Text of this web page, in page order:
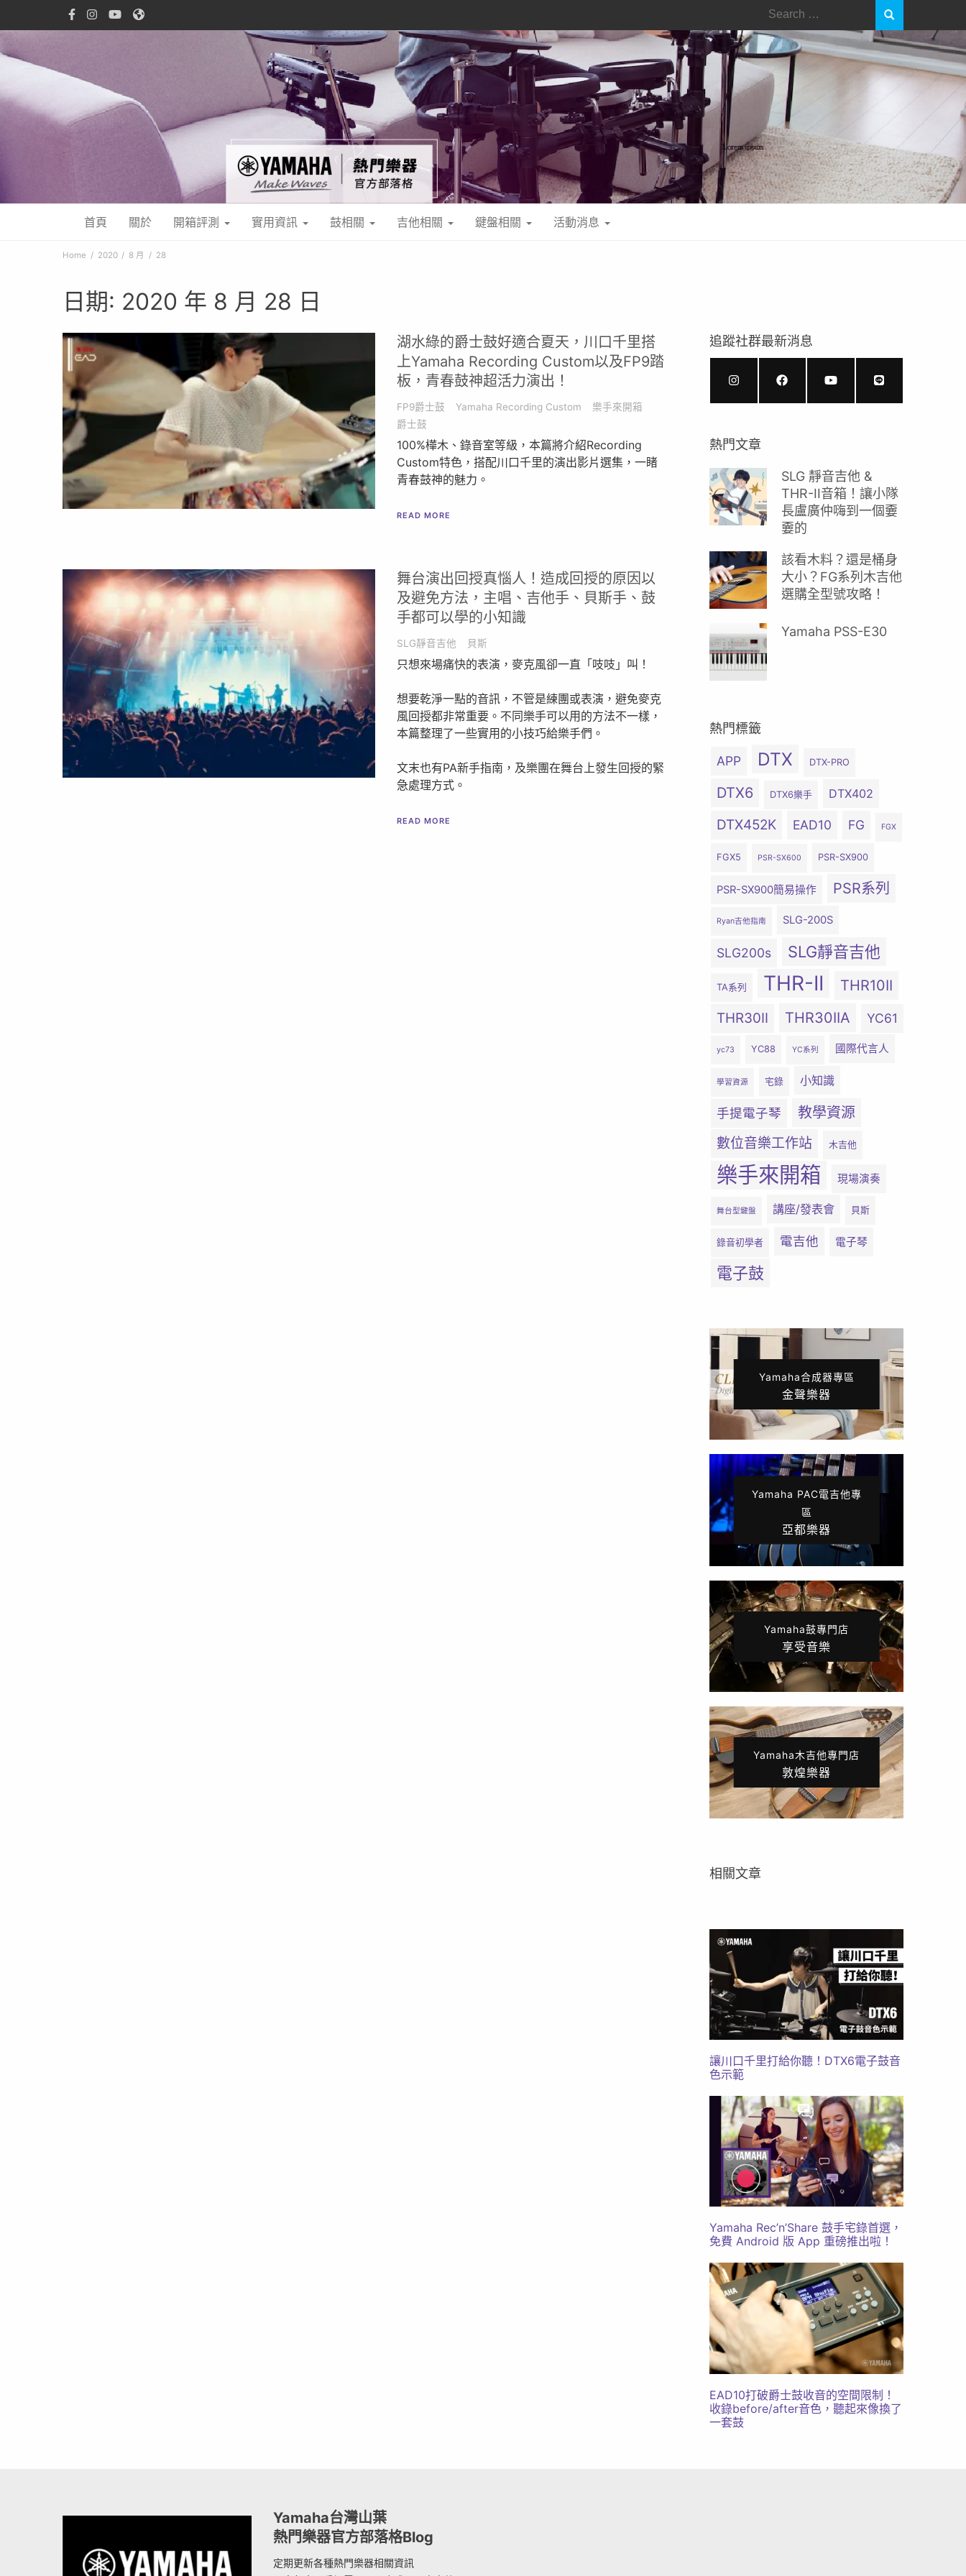
Search
首頁 關於 開箱評測 實用資訊 鼓相關 吉他相關 鍵盤相關 活動消息
Home 2020 8 月 28
日期: 2020 年 8 月 28 日
湖水綠的爵士鼓好適合夏天，川口千里搭
上Yamaha Recording Custom以及FP9踏
板，青春鼓神超活力演出！
FP9爵士鼓 Yamaha Recording Custom
樂手來開箱
爵士鼓
100%樺木、錄音室等級，本篇將介紹Recording
Custom特色，搭配川口千里的演出影片選集，一睹
青春鼓神的魅力。
READ MORE
舞台演出回授真惱人！造成回授的原因以
及避免方法，主唱、吉他手、貝斯手、鼓
手都可以學的小知識
SLG靜音吉他 貝斯
只想來場痛快的表演，麥克風卻一直「吱吱」叫！
想要乾淨一點的音訊，不管是練團或表演，避免麥克
風回授都非常重要。不同樂手可以用的方法不一樣，
本篇整理了一些實用的小技巧給樂手們。
文末也有PA新手指南，及樂團在舞台上發生回授的緊
急處理方式。
READ MORE
追蹤社群最新消息
熱門文章
SLG 靜音吉他 &
THR-II音箱！讓小隊
長盧廣仲嗨到一個嫑
嫑的
該看木料？還是桶身
大小？FG系列木吉他
選購全型號攻略！
Yamaha PSS-E30
熱門標籤
APP DTX DTX-PRO
DTX6 DTX6樂手 DTX402
DTX452K EAD10 FG FGX
FGX5 PSR-SX600 PSR-SX900
PSR-SX900簡易操作 PSR系列
Ryan吉他指南 SLG-200S
SLG200s SLG靜音吉他
TA系列 THR-II THR10II
THR30II THR30IIA YC61
yc73 YC88 YC系列 國際代言人
學習資源 宅錄 小知識
手提電子琴 教學資源
數位音樂工作站 木吉他
樂手來開箱 現場演奏
舞台型鍵盤 講座/發表會 貝斯
錄音初學者 電吉他 電子琴
電子鼓
Yamaha合成器專區
金聲樂器
Yamaha PAC電吉他專
區
亞都樂器
Yamaha鼓專門店
享受音樂
Yamaha木吉他專門店
敦煌樂器
相關文章
讓川口千里打給你聽！DTX6電子鼓音
色示範
Yamaha Rec’n’Share 鼓手宅錄首選，
免費 Android 版 App 重磅推出啦！
EAD10打破爵士鼓收音的空間限制！
收錄before/after音色，聽起來像換了
一套鼓
Yamaha台灣山葉
熱門樂器官方部落格Blog
定期更新各種熱門樂器相關資訊